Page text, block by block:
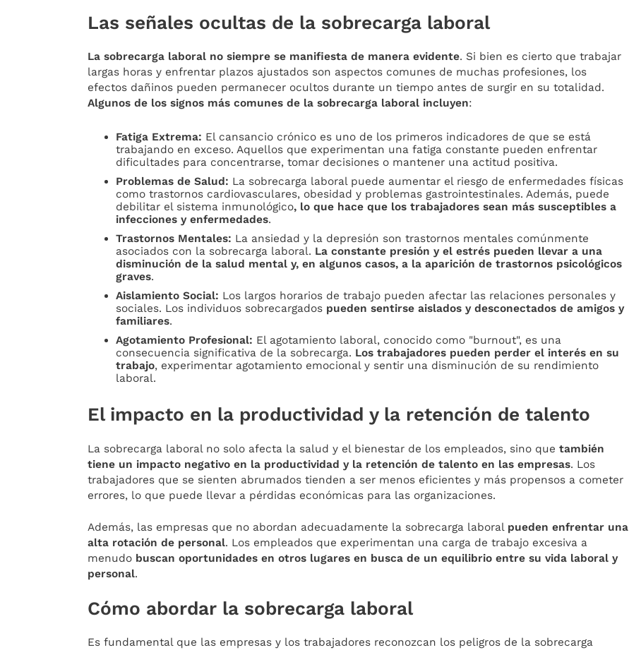
Las señales ocultas de la sobrecarga laboral
La sobrecarga laboral no siempre se manifiesta de manera evidente. Si bien es cierto que trabajar
largas horas y enfrentar plazos ajustados son aspectos comunes de muchas profesiones, los
efectos dañinos pueden permanecer ocultos durante un tiempo antes de surgir en su totalidad.
Algunos de los signos más comunes de la sobrecarga laboral incluyen:
Fatiga Extrema: El cansancio crónico es uno de los primeros indicadores de que se está
trabajando en exceso. Aquellos que experimentan una fatiga constante pueden enfrentar
dificultades para concentrarse, tomar decisiones o mantener una actitud positiva.
Problemas de Salud: La sobrecarga laboral puede aumentar el riesgo de enfermedades físicas
como trastornos cardiovasculares, obesidad y problemas gastrointestinales. Además, puede
debilitar el sistema inmunológico, lo que hace que los trabajadores sean más susceptibles a
infecciones y enfermedades.
Trastornos Mentales: La ansiedad y la depresión son trastornos mentales comúnmente
asociados con la sobrecarga laboral. La constante presión y el estrés pueden llevar a una
disminución de la salud mental y, en algunos casos, a la aparición de trastornos psicológicos
graves.
Aislamiento Social: Los largos horarios de trabajo pueden afectar las relaciones personales y
sociales. Los individuos sobrecargados pueden sentirse aislados y desconectados de amigos y
familiares.
Agotamiento Profesional: El agotamiento laboral, conocido como "burnout", es una
consecuencia significativa de la sobrecarga. Los trabajadores pueden perder el interés en su
trabajo, experimentar agotamiento emocional y sentir una disminución de su rendimiento
laboral.
El impacto en la productividad y la retención de talento
La sobrecarga laboral no solo afecta la salud y el bienestar de los empleados, sino quetambién
tiene un impacto negativo en la productividad y la retención de talento en las empresas. Los
trabajadores que se sienten abrumados tienden a ser menos eficientes y más propensos a cometer
errores, lo que puede llevar a pérdidas económicas para las organizaciones.
Además, las empresas que no abordan adecuadamente la sobrecarga laboral pueden enfrentar una
alta rotación de personal. Los empleados que experimentan una carga de trabajo excesiva a
menudo buscan oportunidades en otros lugares en busca de un equilibrio entre su vida laboral y
personal.
Cómo abordar la sobrecarga laboral
Es fundamental que las empresas y los trabajadores reconozcan los peligros de la sobrecarga